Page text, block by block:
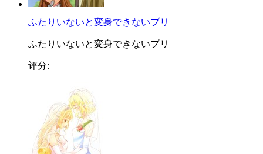
ふたりいないと変身できないプリ
ふたりいないと変身できないプリ
评分: